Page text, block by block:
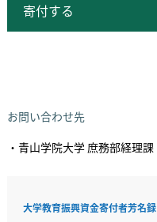
寄付する
お問い合わせ先
・青山学院大学 庶務部経理
大学教育振興資金寄付者芳名録